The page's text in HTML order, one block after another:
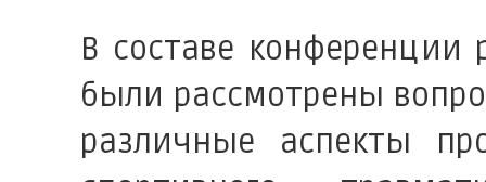
В составе конференции
были рассмотрены
различные аспекты